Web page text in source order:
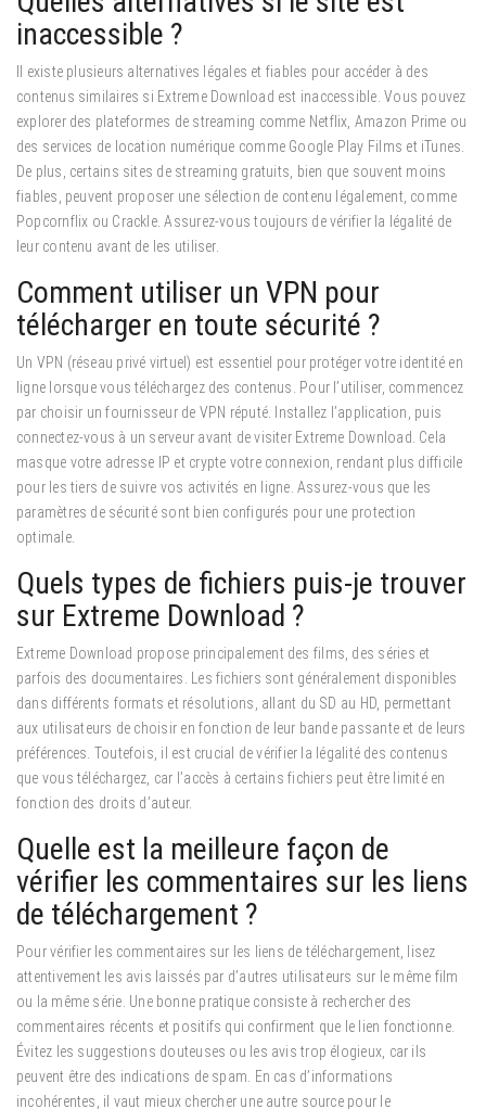
inaccessible ?
Il existe plusieurs alternatives légales et fiables pour accéder à des
contenus similaires si Extreme Download est inaccessible. Vous pouvez
explorer des plateformes de streaming comme Netflix, Amazon Prime ou
des services de location numérique comme Google Play Films et iTunes.
De plus, certains sites de streaming gratuits, bien que souvent moins
fiables, peuvent proposer une sélection de contenu légalement, comme
Popcornflix ou Crackle. Assurez-vous toujours de vérifier la légalité de
leur contenu avant de les utiliser.
Comment utiliser un VPN pour
télécharger en toute sécurité ?
Un VPN (réseau privé virtuel) est essentiel pour protéger votre identité en
ligne lorsque vous téléchargez des contenus.
Pour l’utiliser, commencez
par choisir un fournisseur de VPN réputé. Installez l’application, puis
connectez-vous à un serveur avant de visiter Extreme Download. Cela
masque votre adresse IP et crypte votre connexion, rendant plus difficile
pour les tiers de suivre vos activités en ligne. Assurez-vous que les
paramètres de sécurité sont bien configurés pour une protection
optimale.
Quels types de fichiers puis-je trouver
sur Extreme Download ?
Extreme Download propose principalement des films, des séries et
parfois des documentaires.
Les fichiers sont généralement disponibles
dans différents formats et résolutions, allant du SD au HD, permettant
aux utilisateurs de choisir en fonction de leur bande passante et de leurs
préférences. Toutefois, il est crucial de vérifier la légalité des contenus
que vous téléchargez, car l’accès à certains fichiers peut être limité en
fonction des droits d’auteur.
Quelle est la meilleure façon de
vérifier les commentaires sur les liens
de téléchargement ?
Pour vérifier les commentaires sur les liens de téléchargement, lisez
attentivement les avis laissés par d’autres utilisateurs sur le même film
ou la même série. Une bonne pratique consiste à rechercher des
commentaires récents et positifs qui confirment que le lien fonctionne.
Évitez les suggestions douteuses ou les avis trop élogieux, car ils
peuvent être des indications de spam. En cas d’informations
incohérentes, il vaut mieux chercher une autre source pour le